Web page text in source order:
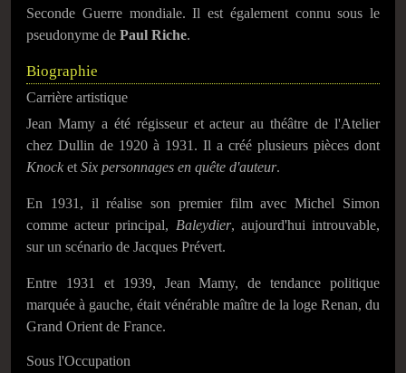
Seconde Guerre mondiale. Il est également connu sous le
pseudonyme de Paul Riche.
Biographie
Carrière artistique
Jean Mamy a été régisseur et acteur au théâtre de l'Atelier
chez Dullin de 1920 à 1931. Il a créé plusieurs pièces dont
Knock et Six personnages en quête d'auteur.
En 1931, il réalise son premier film avec Michel Simon
comme acteur principal, Baleydier, aujourd'hui introuvable,
sur un scénario de Jacques Prévert.
Entre 1931 et 1939, Jean Mamy, de tendance politique
marquée à gauche, était vénérable maître de la loge Renan, du
Grand Orient de France.
Sous l'Occupation